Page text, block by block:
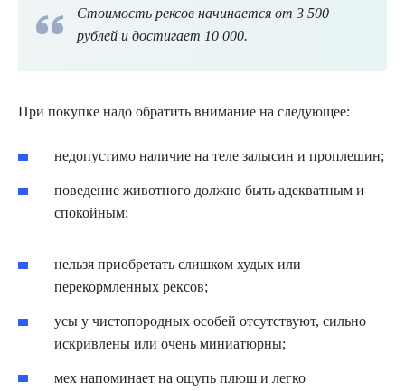
Стоимость рексов начинается от 3 500
рублей и достигает 10 000.
При покупке надо обратить внимание на следующее:
недопустимо наличие на теле залысин и проплешин;
поведение животного должно быть адекватным и
спокойным;
нельзя приобретать слишком худых или
перекормленных рексов;
усы у чистопородных особей отсутствуют, сильно
искривлены или очень миниатюрны;
мех напоминает на ощупь плюш и легко